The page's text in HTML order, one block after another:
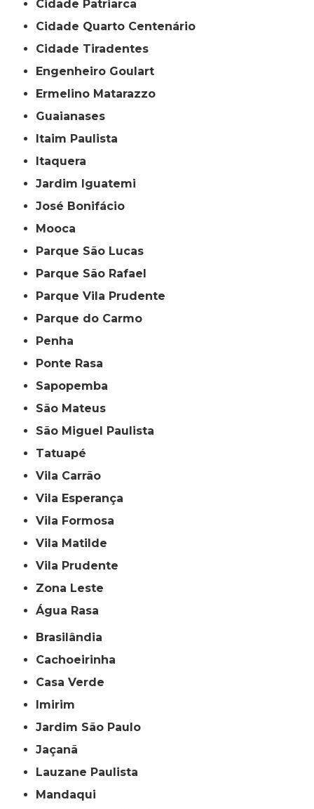
Cidade Patriarca
Cidade Quarto Centenário
Cidade Tiradentes
Engenheiro Goulart
Ermelino Matarazzo
Guaianases
Itaim Paulista
Itaquera
Jardim Iguatemi
José Bonifácio
Mooca
Parque São Lucas
Parque São Rafael
Parque Vila Prudente
Parque do Carmo
Penha
Ponte Rasa
Sapopemba
São Mateus
São Miguel Paulista
Tatuapé
Vila Carrão
Vila Esperança
Vila Formosa
Vila Matilde
Vila Prudente
Zona Leste
Água Rasa
Brasilândia
Cachoeirinha
Casa Verde
Imirim
Jardim São Paulo
Jaçanã
Lauzane Paulista
Mandaqui